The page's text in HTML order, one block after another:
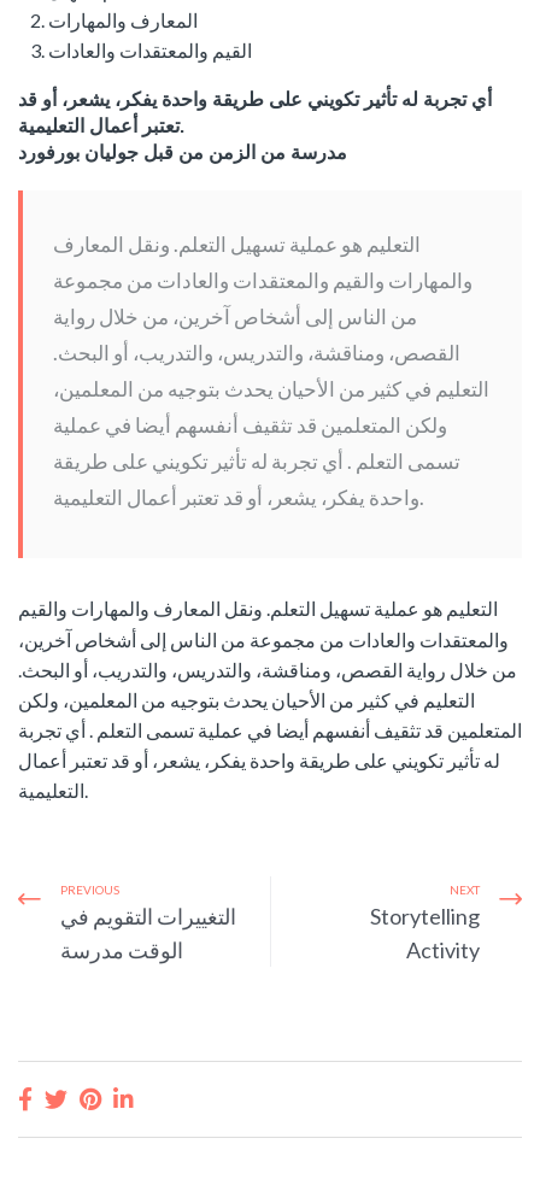
المعارف والمهارات
القيم والمعتقدات والعادات
أي تجربة له تأثير تكويني على طريقة واحدة يفكر، يشعر، أو قد
تعتبر أعمال التعليمية.
مدرسة من الزمن من قبل جوليان بورفورد
التعليم هو عملية تسهيل التعلم. ونقل المعارف
والمهارات والقيم والمعتقدات والعادات من مجموعة
من الناس إلى أشخاص آخرين، من خلال رواية
القصص، ومناقشة، والتدريس، والتدريب، أو البحث.
التعليم في كثير من الأحيان يحدث بتوجيه من المعلمين،
ولكن المتعلمين قد تثقيف أنفسهم أيضا في عملية
تسمى التعلم . أي تجربة له تأثير تكويني على طريقة
واحدة يفكر، يشعر، أو قد تعتبر أعمال التعليمية.
التعليم هو عملية تسهيل التعلم. ونقل المعارف والمهارات والقيم
والمعتقدات والعادات من مجموعة من الناس إلى أشخاص آخرين،
من خلال رواية القصص، ومناقشة، والتدريس، والتدريب، أو البحث.
التعليم في كثير من الأحيان يحدث بتوجيه من المعلمين، ولكن
المتعلمين قد تثقيف أنفسهم أيضا في عملية تسمى التعلم . أي تجربة
له تأثير تكويني على طريقة واحدة يفكر، يشعر، أو قد تعتبر أعمال
PREVIOUS
التغييرات التقويم في
الوقت مدرسة
NEXT
Storytelling
Activity